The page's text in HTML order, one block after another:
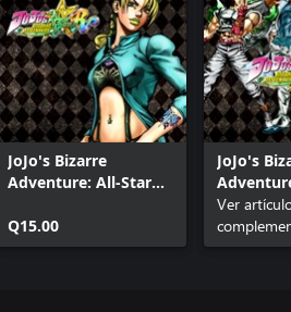
JoJo's Bizarre
Adventure: All-Star
uniforme de
prisionera de Jolyne
Q15.00
JoJo's
Battle R
colores
especial
Ver